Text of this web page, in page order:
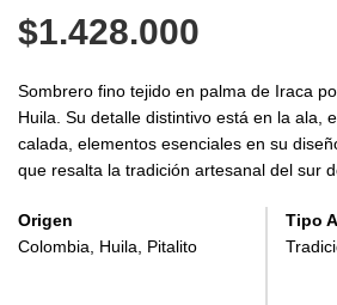
$1.428.000
Sombrero fino tejido en palma de Iraca
Huila. Su detalle distintivo está en la ala,
calada, elementos esenciales en su
que resalta la tradición artesanal del sur
Origen
Colombia, Huila, Pitalito
Tipo